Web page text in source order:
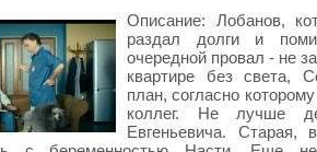
Описание: Лобанов,
раздал долги и
очередной провал - не
квартире без света,
план, согласно
коллег. Не лучше
Евгеньевича. Старая,